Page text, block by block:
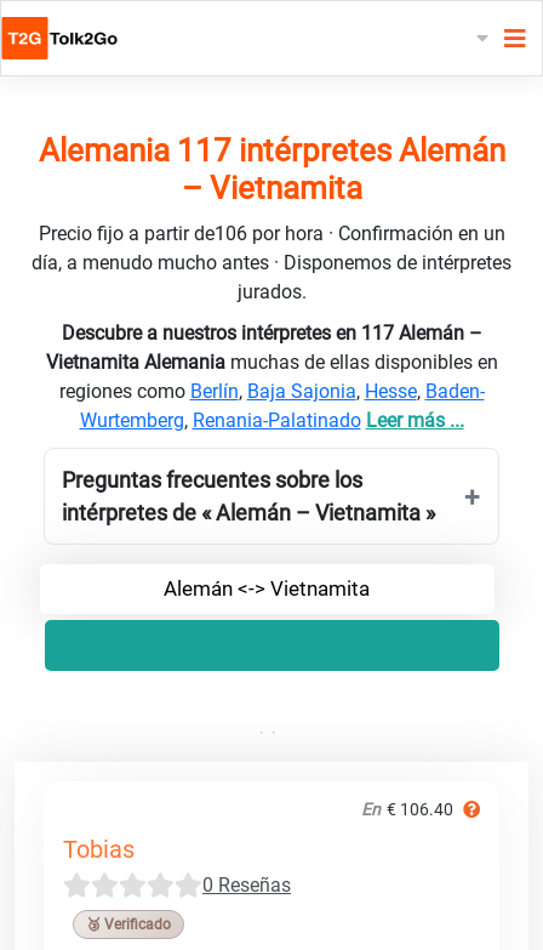
Alemania 117 intérpretes Alemán
– Vietnamita
Precio fijo a partir de106 por hora · Confirmación en un
día, a menudo mucho antes · Disponemos de intérpretes
jurados.
Descubre a nuestros intérpretes en 117 Alemán –
Vietnamita Alemania muchas de ellas disponibles en
regiones como Berlín, Baja Sajonia, Hesse, Baden-
Wurtemberg, Renania-Palatinado Leer más ...
Preguntas frecuentes sobre los
intérpretes de « Alemán – Vietnamita »
Alemán <-> Vietnamita
En € 106.40
Tobias
0 Reseñas
🥉 Verificado